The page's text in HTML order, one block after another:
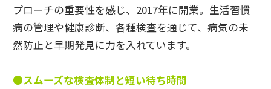
プローチの重要性を感じ、2017年に開業。 生活習慣
病の管理や健康診断、各種検査を通じて、病気の未
然防止と早期発見に力を入れています。
●スムーズな検査体制と短い待ち時間